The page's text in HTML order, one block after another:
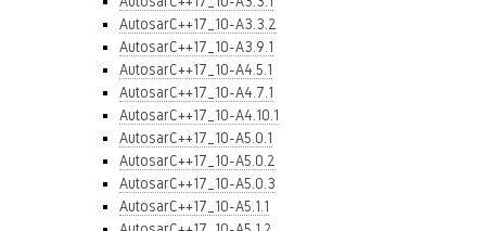
AutosarC++17_10-A3.3.2
AutosarC++17_10-A3.9.1
AutosarC++17_10-A4.5.1
AutosarC++17_10-A4.7.1
AutosarC++17_10-A4.10.1
AutosarC++17_10-A5.0.1
AutosarC++17_10-A5.0.2
AutosarC++17_10-A5.0.3
AutosarC++17_10-A5.1.1